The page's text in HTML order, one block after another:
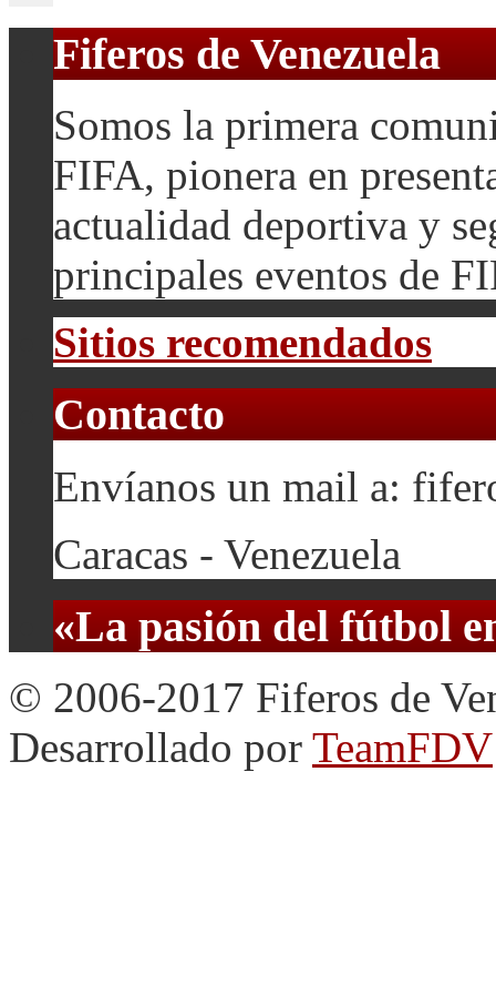
Fiferos de Venezuela
Somos la primera
FIFA, pionera en
actualidad deportiva y
principales eventos de
Sitios recomendados
Contacto
Envíanos un mail a:
Caracas - Venezuela
«La pasión del fútbol
© 2006-2017 Fiferos de
Desarrollado por TeamFDV